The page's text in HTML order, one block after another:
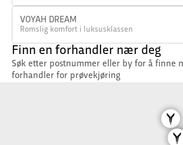
VOYAH DREAM
Romslig komfort i luksusklassen
Finn en forhandler nær deg
Søk etter postnummer eller by for å finne
forhandler for prøvekjøring